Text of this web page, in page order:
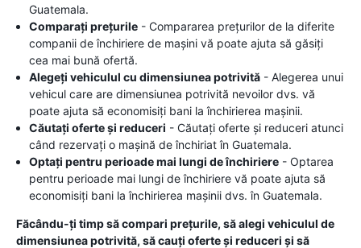
Guatemala.
Comparați prețurile - Compararea prețurilor de la diferite
companii de închiriere de mașini vă poate ajuta să găsiți
cea mai bună ofertă.
Alegeți vehiculul cu dimensiunea potrivită - Alegerea unui
vehicul care are dimensiunea potrivită nevoilor dvs. vă
poate ajuta să economisiți bani la închirierea mașinii.
Căutați oferte și reduceri - Căutați oferte și reduceri atunci
când rezervați o mașină de închiriat în Guatemala.
Optați pentru perioade mai lungi de închiriere - Optarea
pentru perioade mai lungi de închiriere vă poate ajuta să
economisiți bani la închirierea mașinii dvs. în Guatemala.
Făcându-ți timp să compari prețurile, să alegi vehiculul de
dimensiunea potrivită, să cauți oferte și reduceri și să